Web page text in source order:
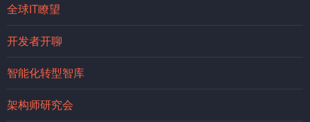
全球IT瞭望
开发者开聊
智能化转型智库
架构师研究会